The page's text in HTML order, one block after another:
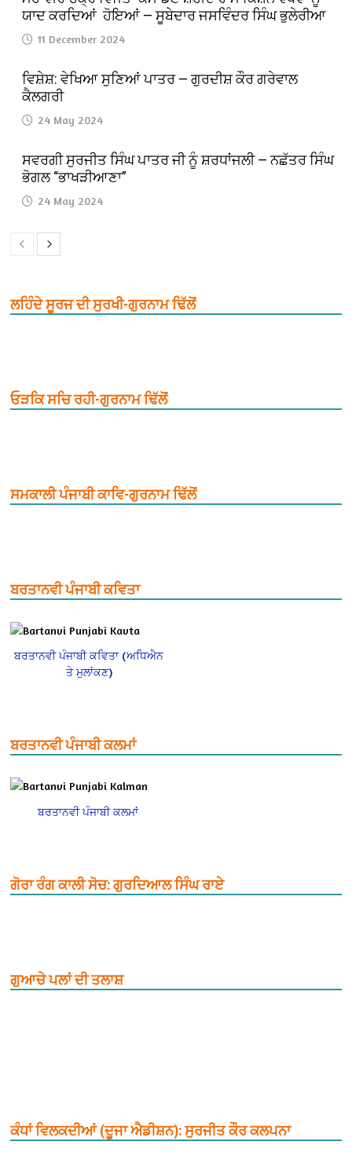
ਯਾਦ ਕਰਦਿਆਂ ਹੋਇਆਂ — ਸੂਬੇਦਾਰ ਜਸਵਿੰਦਰ ਸਿੰਘ ਭੁਲੇਰੀਆ
11 December 2024
ਵਿਸ਼ੇਸ਼: ਵੇਖਿਆ ਸੁਣਿਆਂ ਪਾਤਰ — ਗੁਰਦੀਸ਼ ਕੌਰ ਗਰੇਵਾਲ
ਕੈਲਗਰੀ
24 May 2024
ਸਵਰਗੀ ਸੁਰਜੀਤ ਸਿੰਘ ਪਾਤਰ ਜੀ ਨੂੰ ਸ਼ਰਧਾਂਜਲੀ — ਨਛੱਤਰ ਸਿੰਘ
ਭੋਗਲ “ਭਾਖੜੀਆਣਾ”
24 May 2024
ਲਹਿੰਦੇ ਸੂਰਜ ਦੀ ਸੁਰਖੀ-ਗੁਰਨਾਮ ਢਿੱਲੋਂ
ਓੜਕਿ ਸਚਿ ਰਹੀ-ਗੁਰਨਾਮ ਢਿੱਲੋਂ
ਸਮਕਾਲੀ ਪੰਜਾਬੀ ਕਾਵਿ-ਗੁਰਨਾਮ ਢਿੱਲੋਂ
ਬਰਤਾਨਵੀ ਪੰਜਾਬੀ ਕਵਿਤਾ
ਬਰਤਾਨਵੀ ਪੰਜਾਬੀ ਕਵਿਤਾ (ਅਧਿਐਨ
ਤੇ ਮੁਲਾਂਕਣ)
ਬਰਤਾਨਵੀ ਪੰਜਾਬੀ ਕਲਮਾਂ
ਬਰਤਾਨਵੀ ਪੰਜਾਬੀ ਕਲਮਾਂ
ਗੋਰਾ ਰੰਗ ਕਾਲੀ ਸੋਚ: ਗੁਰਦਿਆਲ ਸਿੰਘ ਰਾਏ
ਗੁਆਚੇ ਪਲਾਂ ਦੀ ਤਲਾਸ਼
ਕੰਧਾਂ ਵਿਲਕਦੀਆਂ (ਦੂਜਾ ਐਡੀਸ਼ਨ): ਸੁਰਜੀਤ ਕੌਰ ਕਲਪਨਾ